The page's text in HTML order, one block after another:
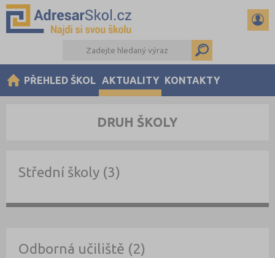
PŘEHLED ŠKOL AKTUALITY KONTAKTY
DRUH ŠKOLY
Střední školy (3)
Odborná učiliště (2)